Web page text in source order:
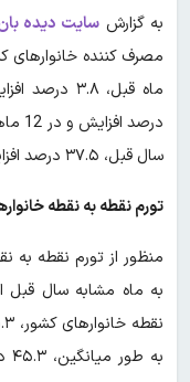
به گزارش سایت دیده بان
سال قبل، ۳۷.۵ درصد افزایش داشته است.
تورم نقطه به نقطه
منظور از تورم نقطه